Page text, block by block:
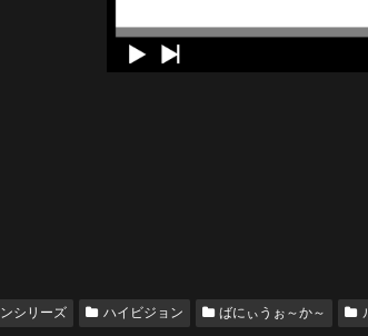
シリーズ ハイビジョン ばにぃうぉ～か～